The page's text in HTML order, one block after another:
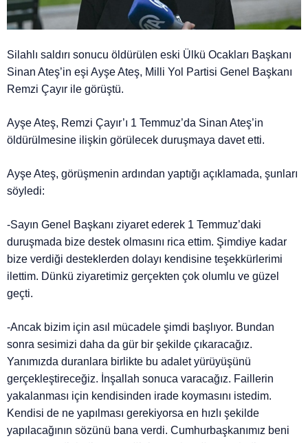
Silahlı saldırı sonucu öldürülen eski Ülkü Ocakları Başkanı
Sinan Ateş’in eşi Ayşe Ateş, Milli Yol Partisi Genel Başkanı
Remzi Çayır ile görüştü.
Ayşe Ateş, Remzi Çayır’ı 1 Temmuz’da Sinan Ateş’in
öldürülmesine ilişkin görülecek duruşmaya davet etti.
Ayşe Ateş, görüşmenin ardından yaptığı açıklamada, şunları
söyledi:
-Sayın Genel Başkanı ziyaret ederek 1 Temmuz’daki
duruşmada bize destek olmasını rica ettim. Şimdiye kadar
bize verdiği desteklerden dolayı kendisine teşekkürlerimi
ilettim. Dünkü ziyaretimiz gerçekten çok olumlu ve güzel
geçti.
-Ancak bizim için asıl mücadele şimdi başlıyor. Bundan
sonra sesimizi daha da gür bir şekilde çıkaracağız.
Yanımızda duranlara birlikte bu adalet yürüyüşünü
gerçekleştireceğiz. İnşallah sonuca varacağız. Faillerin
yakalanması için kendisinden irade koymasını istedim.
Kendisi de ne yapılması gerekiyorsa en hızlı şekilde
yapılacağının sözünü bana verdi. Cumhurbaşkanımız beni